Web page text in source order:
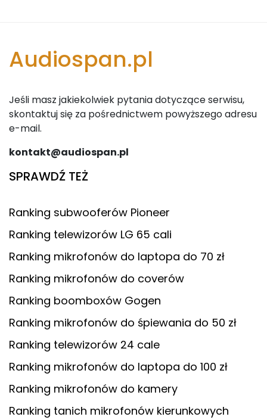
Audiospan.pl
Jeśli masz jakiekolwiek pytania dotyczące serwisu,
skontaktuj się za pośrednictwem powyższego adresu
e-mail.
kontakt@audiospan.pl
SPRAWDŹ TEŻ
Ranking subwooferów Pioneer
Ranking telewizorów LG 65 cali
Ranking mikrofonów do laptopa do 70 zł
Ranking mikrofonów do coverów
Ranking boomboxów Gogen
Ranking mikrofonów do śpiewania do 50 zł
Ranking telewizorów 24 cale
Ranking mikrofonów do laptopa do 100 zł
Ranking mikrofonów do kamery
Ranking tanich mikrofonów kierunkowych